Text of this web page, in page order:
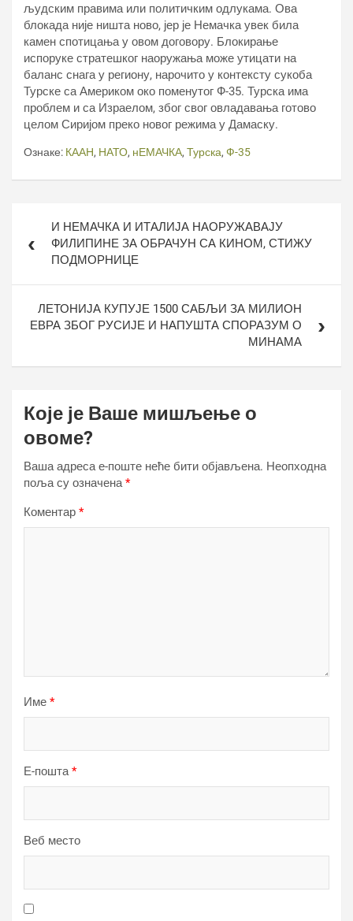
људским правима или политичким одлукама. Ова
блокада није ништа ново, јер је Немачка увек била
камен спотицања у овом договору. Блокирање
испоруке стратешког наоружања може утицати на
баланс снага у региону, нарочито у контексту сукоба
Турске са Америком око поменутог Ф-35. Турска има
проблем и са Израелом, због свог овладавања готово
целом Сиријом преко новог режима у Дамаску.
Ознаке: КААН, НАТО, нЕМАЧКА, Турска, Ф-35
чланкаИ НЕМАЧКА И ИТАЛИЈА НАОРУЖАВАЈУ
ФИЛИПИНЕ ЗА ОБРАЧУН СА КИНОМ, СТИЖУ
ПОДМОРНИЦЕ
ЛЕТОНИЈА КУПУЈЕ 1500 САБЉИ ЗА МИЛИОН
ЕВРА ЗБОГ РУСИЈЕ И НАПУШТА СПОРАЗУМ О
МИНАМА
Које је Ваше мишљење о
овоме?
Ваша адреса е-поште неће бити објављена. Неопходна
поља су означена*
Коментар *
Име *
Е-пошта*
Веб место